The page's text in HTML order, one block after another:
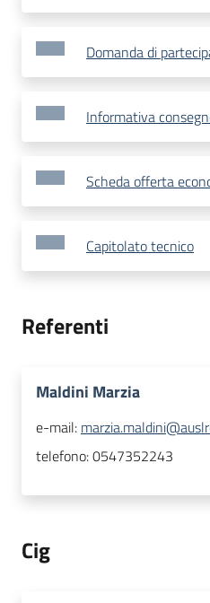
Domanda di
Informativa
Scheda offerta
Capitolato tecnico
Referenti
Maldini Marzia
e-mail:
telefono:0547352243
Cig